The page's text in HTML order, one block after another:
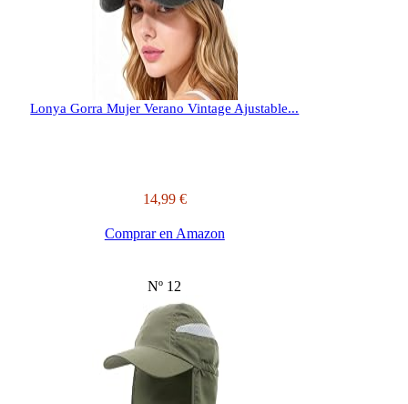
Lonya Gorra Mujer Verano Vintage Ajustable...
14,99 €
Comprar en Amazon
Nº 12